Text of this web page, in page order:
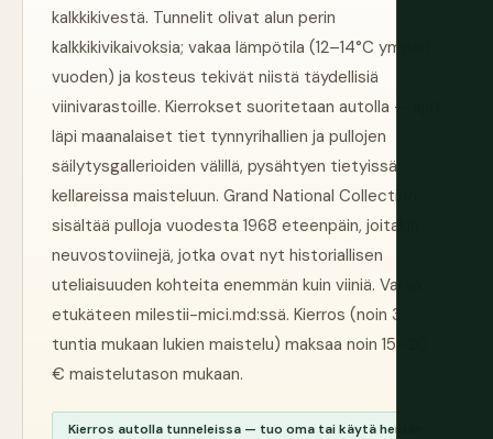
kalkkikivestä. Tunnelit olivat alun perin
kalkkikivikaivoksia; vakaa lämpötila (12–14°C ympäri
vuoden) ja kosteus tekivät niistä täydellisiä
viinivarastoille. Kierrokset suoritetaan autolla — ajat
läpi maanalaiset tiet tynnyrihallien ja pullojen
säilytysgallerioiden välillä, pysähtyen tietyissä
kellareissa maisteluun. Grand National Collection
sisältää pulloja vuodesta 1968 eteenpäin, joitakin
neuvostoviinejä, jotka ovat nyt historiallisen
uteliaisuuden kohteita enemmän kuin viiniä. Varaa
etukäteen milestii-mici.md:ssä. Kierros (noin 3
tuntia mukaan lukien maistelu) maksaa noin 15–20
€ maistelutason mukaan.
Kierros autolla tunneleissa — tuo oma tai käytä heidän